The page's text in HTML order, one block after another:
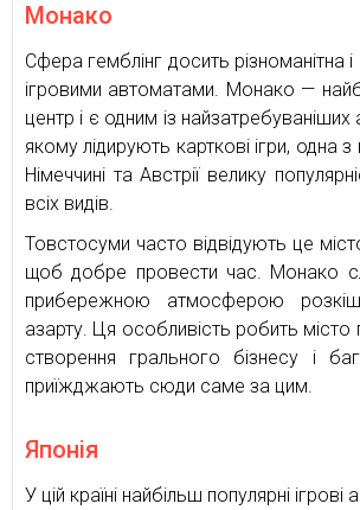
Монако
Сфера гемблінг досить різноманітна
ігровими автоматами. Монако —
центр і є одним із найзатребуваніших
якому лідирують карткові ігри, одна
Німеччині та Австрії велику
всіх видів.
Товстосуми часто відвідують це
щоб добре провести час. Монако
прибережною атмосферою
азарту. Ця особливість робить
створення грального бізнесу і
приїжджають сюди саме за цим.
Японія
У цій країні найбільш популярні